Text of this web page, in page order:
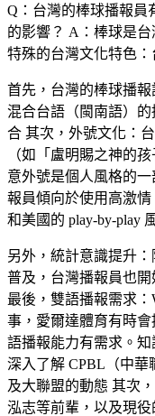
Q：台灣的棒球播報員
的影響？ A：棒球是
特殊的台灣文化特色：
首先， 台灣的棒球播報
混合台語（閩南語）
合 其次， 外號文化 ：
（如「盧明賜之神的
意外號是個人風格的一
報員傾向於使用高激
和美國的 play-by-play
另外， 統計意識提升
普及，台灣播報員也開
最後， 雙語播報需求
事，愛爾達體育有時
語播報能力有需求。
深入了解 CPBL（中華
及大聯盟的動態 其次
泓志等前輩，以及現